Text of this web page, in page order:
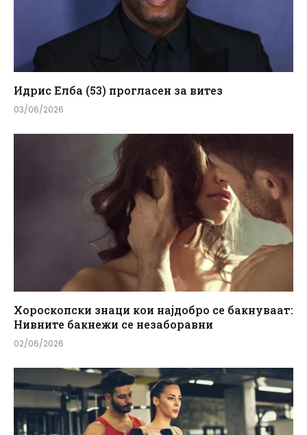
Идрис Елба (53) прогласен за витез
03/06/2026
Хороскопски знаци кои најдобро се бакнуваат:
Нивните бакнежи се незаборавни
02/06/2026